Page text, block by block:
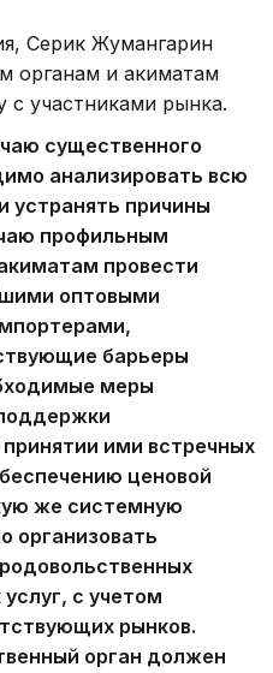
Серик Жумангарин
органам и акиматам
с участниками рынка.
существенного
анализировать всю
устранять причины
профильным
провести
оптовыми
барьеры
меры
ими встречных
ценовой
же системную
организовать
с учетом
рынков.
орган должен